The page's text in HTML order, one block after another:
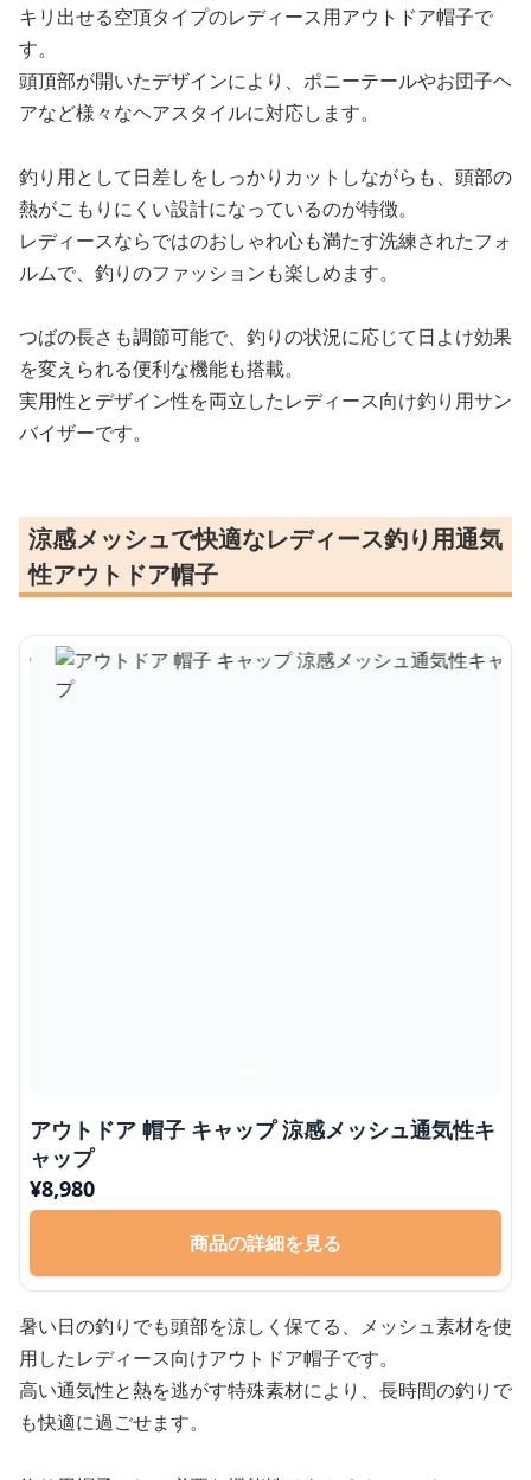
キリ出せる空頂タイプのレディース用アウトドア帽子で
す。
頭頂部が開いたデザインにより、ポニーテールやお団子ヘ
アなど様々なヘアスタイルに対応します。
釣り用として日差しをしっかりカットしながらも、頭部の
熱がこもりにくい設計になっているのが特徴。
レディースならではのおしゃれ心も満たす洗練されたフォ
ルムで、釣りのファッションも楽しめます。
つばの長さも調節可能で、釣りの状況に応じて日よけ効果
を変えられる便利な機能も搭載。
実用性とデザイン性を両立したレディース向け釣り用サン
バイザーです。
涼感メッシュで快適なレディース釣り用通気
性アウトドア帽子
アウトドア 帽子 キャップ 涼感メッシュ通気性キ
ャップ
¥8,980
商品の詳細を見る
暑い日の釣りでも頭部を涼しく保てる、メッシュ素材を使
用したレディース向けアウトドア帽子です。
高い通気性と熱を逃がす特殊素材により、長時間の釣りで
も快適に過ごせます。